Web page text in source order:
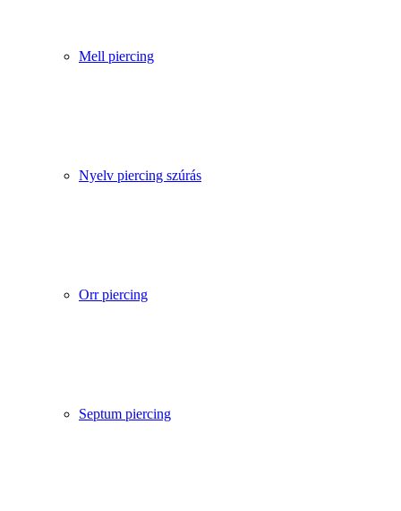
Mell piercing
Nyelv piercing szúrás
Orr piercing
Septum piercing